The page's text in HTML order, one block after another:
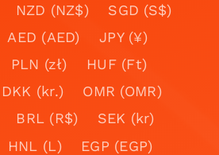
NZD (NZ$)
SGD (S$)
AED (AED)
JPY (¥)
PLN (zł)
HUF (Ft)
DKK (kr.)
OMR (OMR)
BRL (R$)
SEK (kr)
HNL (L)
EGP (EGP)